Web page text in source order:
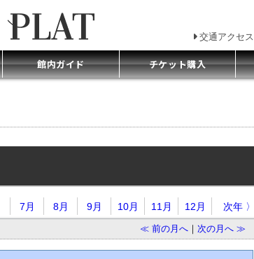
交通アクセス
館内ガイド チケット購入
7月 8月 9月 10月 11月 12月 次年 〉
≪ 前の月へ ｜ 次の月へ ≫